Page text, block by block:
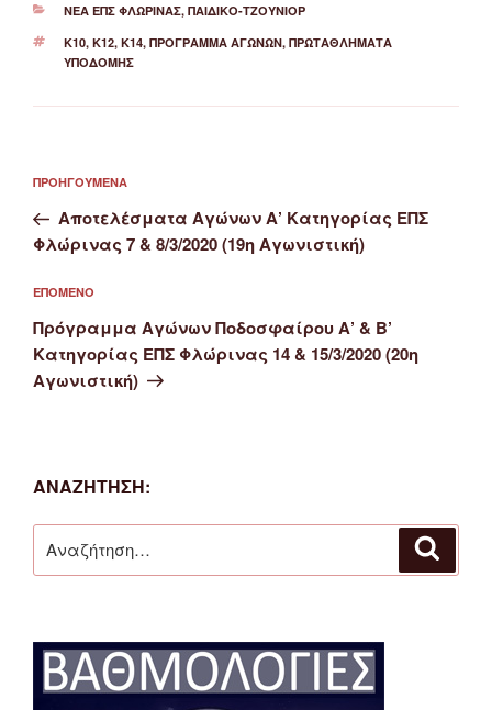
ΚΑΤΗΓΟΡΊΕΣ
ΝΈΑ ΕΠΣ ΦΛΏΡΙΝΑΣ, ΠΑΙΔΙΚΌ-ΤΖΟΎΝΙΟΡ
ΕΤΙΚΈΤΕΣ
Κ10, Κ12, Κ14, ΠΡΌΓΡΑΜΜΑ ΑΓΏΝΩΝ, ΠΡΩΤΑΘΛΉΜΑΤΑ
ΥΠΟΔΟΜΉΣ
άρθρων
Προηγούμενο
άρθρο
ΠΡΟΗΓΟΎΜΕΝΑ
Αποτελέσματα Αγώνων Α’ Κατηγορίας ΕΠΣ
Φλώρινας 7 & 8/3/2020 (19η Αγωνιστική)
Επόμενο
άρθρο
ΕΠΌΜΕΝΟ
Πρόγραμμα Αγώνων Ποδοσφαίρου Α’ & Β’
Κατηγορίας ΕΠΣ Φλώρινας 14 & 15/3/2020 (20η
Αγωνιστική)
ΑΝΑΖΉΤΗΣΗ:
για: